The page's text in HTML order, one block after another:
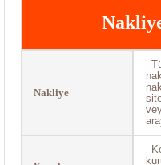
Nakliye